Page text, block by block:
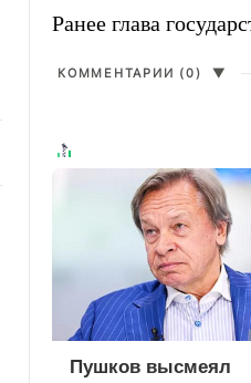
Ранее глава
КОММЕНТАРИИ (0) ▼
Пушков высмеял